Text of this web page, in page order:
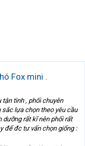
Fox mini .
tận tình , phối chuyên
sắc lựa chọn theo yêu cầu
dưỡng rất kĩ nên phối rất
để đc tư vấn chọn giống :